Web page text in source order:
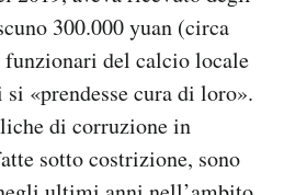
300.000 yuan (circa
funzionari del calcio locale
«prendesse cura di loro».
di corruzione in
sotto costrizione, sono